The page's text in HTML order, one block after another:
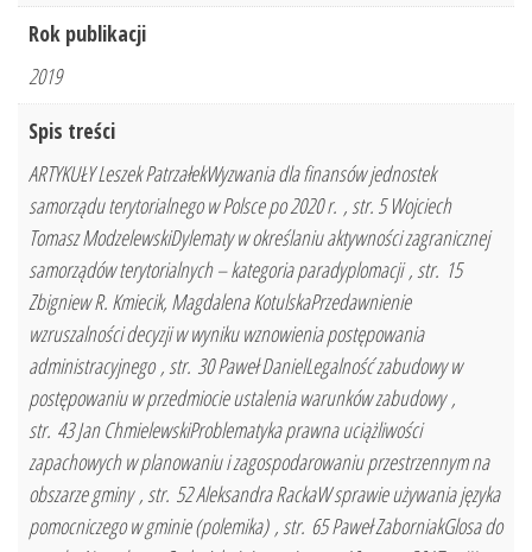
Rok publikacji
2019
Spis treści
ARTYKUŁY Leszek PatrzałekWyzwania dla finansów jednostek
samorządu terytorialnego w Polsce po 2020 r. , str. 5 Wojciech
Tomasz ModzelewskiDylematy w określaniu aktywności zagranicznej
samorządów terytorialnych – kategoria paradyplomacji , str. 15
Zbigniew R. Kmiecik, Magdalena KotulskaPrzedawnienie
wzruszalności decyzji w wyniku wznowienia postępowania
administracyjnego , str. 30 Paweł DanielLegalność zabudowy w
postępowaniu w przedmiocie ustalenia warunków zabudowy ,
str. 43 Jan ChmielewskiProblematyka prawna uciążliwości
zapachowych w planowaniu i zagospodarowaniu przestrzennym na
obszarze gminy , str. 52 Aleksandra RackaW sprawie używania języka
pomocniczego w gminie (polemika) , str. 65 Paweł ZaborniakGlosa do